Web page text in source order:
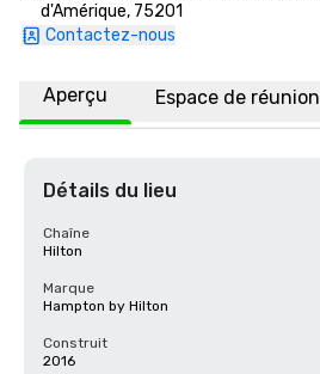
d'Amérique, 75201
Contactez-nous
Aperçu Espace de réunion
Détails du lieu
Chaîne
Hilton
Marque
Hampton by Hilton
Construit
2016